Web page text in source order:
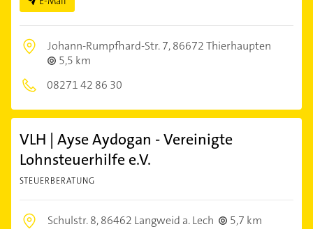
Johann-Rumpfhard-Str. 7,86672 Thierhaupten
5,5 km
08271 42 86 30
VLH | Ayse Aydogan - Vereinigte
Lohnsteuerhilfe e.V.
STEUERBERATUNG
Schulstr. 8,86462 Langweid a. Lech
5,7 km